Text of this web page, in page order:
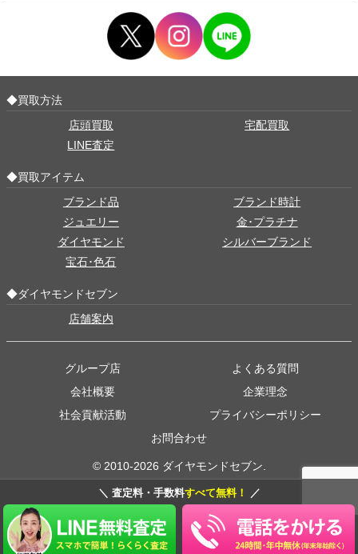
◆買取方法
店頭買取
宅配買取
LINE査定
◆買取アイテム
ブランド品
ブランド時計
ジュエリー
金･プラチナ
ダイヤモンド
シルバーブランド
宝石･色石
◆ダイヤモンドセブン
店舗案内
グループ店
よくある質問
会社概要
企業理念
社会貢献活動
プライバシーポリシー
お問合わせ
© 2010-2026 ダイヤモンドセブン.
＼ 査定料・手数料すべて無料！ ／